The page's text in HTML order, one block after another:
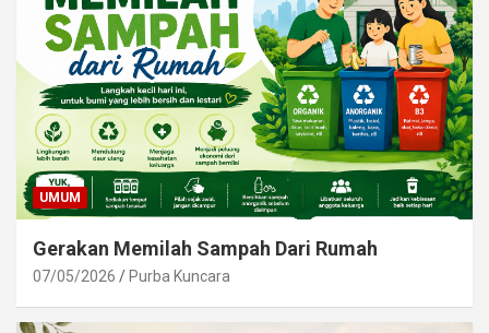
UMUM
Gerakan Memilah Sampah Dari Rumah
07/05/2026 Purba Kuncara